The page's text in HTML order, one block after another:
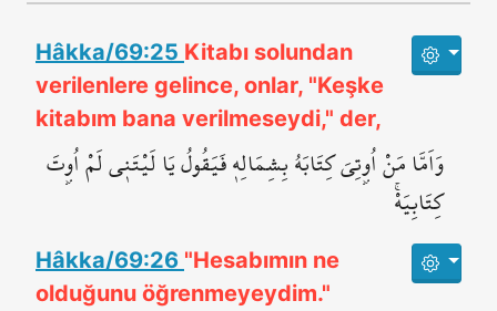
Hâkka/69:25 Kitabı solundan
verilenlere gelince, onlar, "Keşke
kitabım bana verilmeseydi," der,
وَاَمَّا مَنْ اُو۫تِيَ كِتَابَهُ بِشِمَالِه۪ فَيَقُولُ يَا لَيْتَن۪ي لَمْ اُو۫تَ
كِتَابِيَهْۚ
Hâkka/69:26 "Hesabımın ne
olduğunu öğrenmeyeydim."